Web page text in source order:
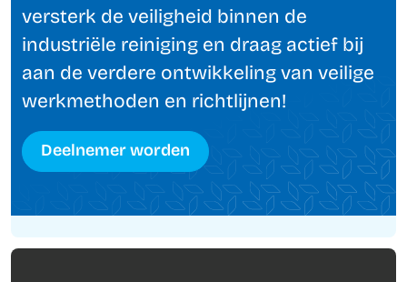
versterk de veiligheid binnen de
industriële reiniging en draag actief bij
aan de verdere ontwikkeling van veilige
werkmethoden en richtlijnen!
Deelnemer worden